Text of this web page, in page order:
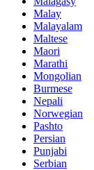
Malay
Malayalam
Maltese
Maori
Marathi
Mongolian
Burmese
Nepali
Norwegian
Pashto
Persian
Punjabi
Serbian